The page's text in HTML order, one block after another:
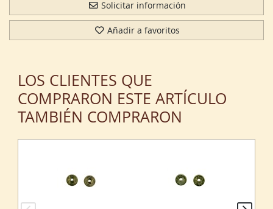
Solicitar información
Añadir a favoritos
LOS CLIENTES QUE
COMPRARON ESTE ARTÍCULO
TAMBIÉN COMPRARON